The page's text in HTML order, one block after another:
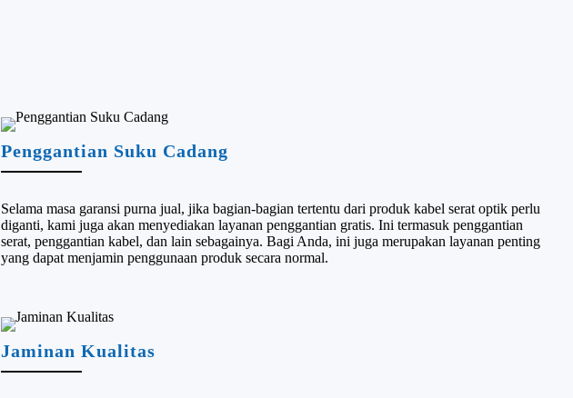
Penggantian Suku Cadang
Selama masa garansi purna jual, jika bagian-bagian tertentu dari produk kabel serat optik perlu
diganti, kami juga akan menyediakan layanan penggantian gratis. Ini termasuk penggantian
serat, penggantian kabel, dan lain sebagainya. Bagi Anda, ini juga merupakan layanan penting
yang dapat menjamin penggunaan produk secara normal.
Jaminan Kualitas